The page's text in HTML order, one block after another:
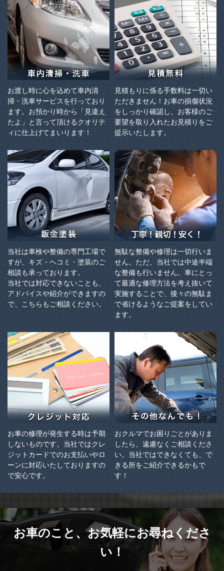
お渡し時に心を込めて車内清
掃・洗車サービスを行っており
ます。お預かり時から「見違え
たよ」と言って頂けるクオリテ
ィに仕上げてまいります！
見積もりに係る手数料は一切い
ただきません！お車の損傷状況
をしっかり確認し、お客様のご
要望を取り入れたお見積りをご
提示いたします。
当社は車検や整備の専門工場で
すが、キズ・ヘコミ・塗装のご
相談も承っております。
当社では対応できないことも、
アドバイスや紹介ができますの
で、こちらもご相談ください。
無駄な整備や修理は一切行いま
せん。ただ、当社では中途半端
な整備も行いません。車にとっ
て最適な修理方法を考え抜いて
実施することで、後々の無駄ま
で省けるようなご提案をしてい
ます。
お車の修理が発生する時は予期
しないものです。当社ではクレ
ジットカードでのお支払いやロ
ーンに対応いたしておりますの
で安心です。
おクルマでお困りごとがありま
したら、遠慮なくご相談くださ
い。当社ではできなくても、で
きる所をご紹介できるかもで
す！
お車のこと、お気軽にお尋ねくださ
い！